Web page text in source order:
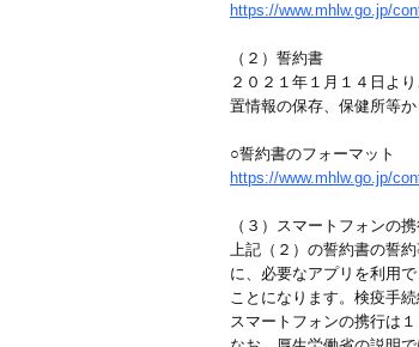
https://www.mhlw.go.jp/
（２）誓約書
２０２１年１月１４日よ
置情報の保存、保健所等
○誓約書のフォーマット
https://www.mhlw.go.jp/
（３）スマートフォンの
上記（２）の誓約書の誓
に、必要なアプリを利用
ことになります。検疫手
スマートフォンの携行は